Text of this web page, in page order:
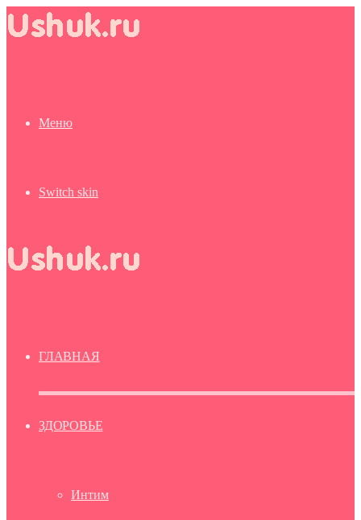
Меню
Switch skin
ГЛАВНАЯ
ЗДОРОВЬЕ
Интим